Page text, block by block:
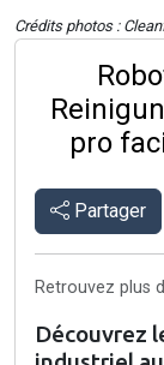
Crédits photos :
pro
Partager
Retrouvez plus
Découvrez